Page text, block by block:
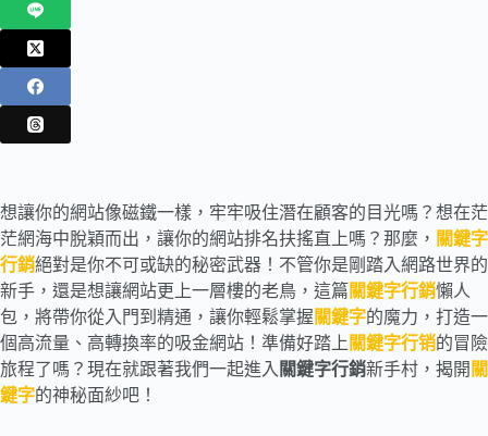
想讓你的網站像磁鐵一樣，牢牢吸住潛在顧客的目光嗎？想在茫
茫網海中脫穎而出，讓你的網站排名扶搖直上嗎？那麼， 關鍵字
行銷絕對是你不可或缺的秘密武器！不管你是剛踏入網路世界的
新手，還是想讓網站更上一層樓的老鳥，這篇 關鍵字行銷懶人
包，將帶你從入門到精通，讓你輕鬆掌握 關鍵字的魔力，打造一
個高流量、高轉換率的吸金網站！準備好踏上 關鍵字行销的冒險
旅程了嗎？現在就跟著我們一起進入 關鍵字行銷新手村，揭開 關
鍵字的神秘面紗吧！